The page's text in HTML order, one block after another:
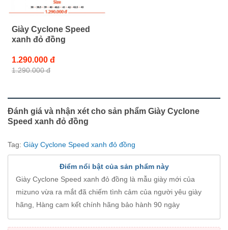
Giày Cyclone Speed
xanh đỏ đồng
1.290.000 đ
1.290.000 đ
Đánh giá và nhận xét cho sản phẩm Giày Cyclone
Speed xanh đỏ đồng
Tag: Giày Cyclone Speed xanh đỏ đồng
Điểm nổi bật của sản phẩm này
Giày Cyclone Speed xanh đỏ đồng là mẫu giày mới của
mizuno vừa ra mắt đã chiếm tình cảm của người yêu giày
hãng, Hàng cam kết chính hãng bảo hành 90 ngày